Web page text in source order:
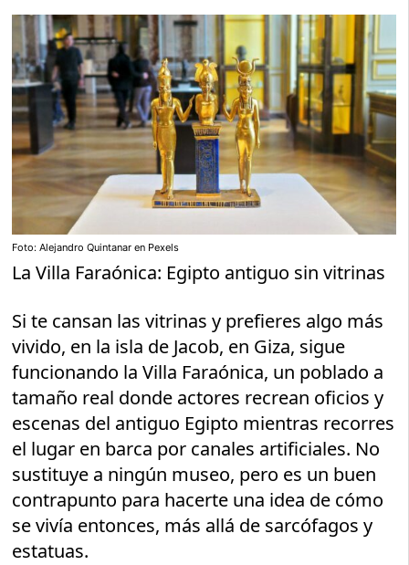
Foto: Alejandro Quintanar en Pexels
La Villa Faraónica: Egipto antiguo sin vitrinas
Si te cansan las vitrinas y prefieres algo más
vivido, en la isla de Jacob, en Giza, sigue
funcionando la Villa Faraónica, un poblado a
tamaño real donde actores recrean oficios y
escenas del antiguo Egipto mientras recorres
el lugar en barca por canales artificiales. No
sustituye a ningún museo, pero es un buen
contrapunto para hacerte una idea de cómo
se vivía entonces, más allá de sarcófagos y
estatuas.